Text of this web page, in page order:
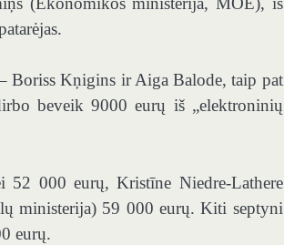
Boriss Kņigins ir Aiga Balode, taip pat
beveik 9000 eurų iš „elektroninių
52 000 eurų, Kristīne Niedre-Lathere
ministerija) 59 000 eurų. Kiti septyni
eurų.